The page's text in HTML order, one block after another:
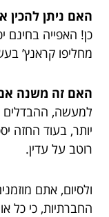
האם ניתן
כן! האפייה בחינם
מחליפו קראנץ’
האם זה משנה אם
למעשה, ההבדלים
יותר, בעוד החזה
רוטב על עדין.
ולסיום, אתם
החברתיות, כי כל